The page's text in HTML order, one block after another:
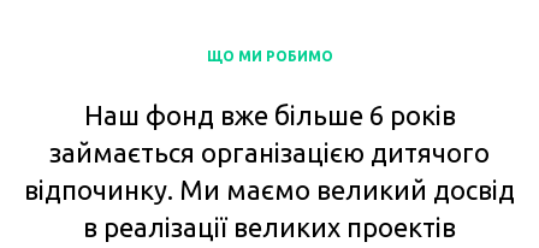
ЩО МИ РОБИМО
Наш фонд вже більше 6 років
займається організацією дитячого
відпочинку. Ми маємо великий досвід
в реалізації великих проектів